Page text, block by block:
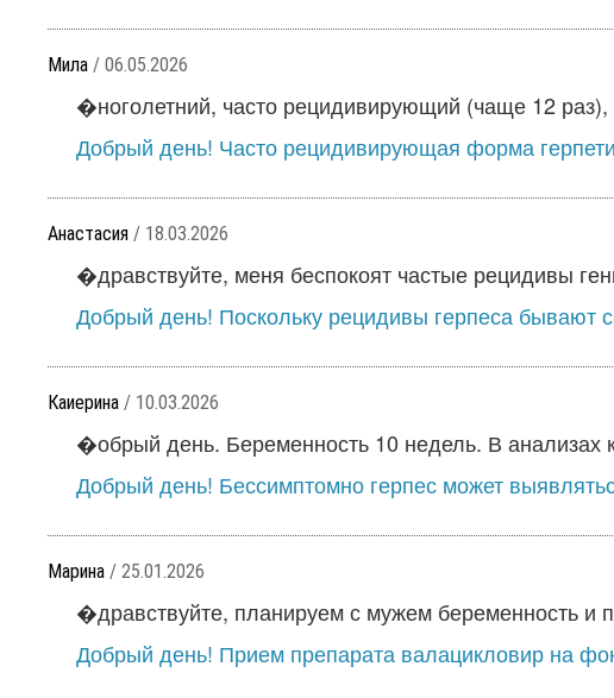
Мила / 06.05.2026
�ноголетний, часто рецидивирующий (чаще 12
Добрый день! Часто рецидивирующая форма
Анастасия / 18.03.2026
�дравствуйте, меня беспокоят частые рецидивы
Добрый день! Поскольку рецидивы герпеса бывают
Каиерина / 10.03.2026
�обрый день. Беременность 10 недель. В анализах
Добрый день! Бессимптомно герпес может
Марина / 25.01.2026
�дравствуйте, планируем с мужем беременность и
Добрый день! Прием препарата валацикловир на